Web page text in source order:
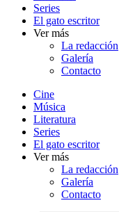
Series
El gato escritor
Ver más
La redacción
Galería
Contacto
Cine
Música
Literatura
Series
El gato escritor
Ver más
La redacción
Galería
Contacto